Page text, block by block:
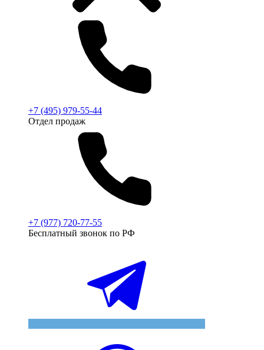
+7 (495) 979-55-44
Отдел продаж
+7 (977) 720-77-55
Бесплатный звонок по РФ